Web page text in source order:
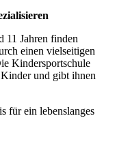
11 Jahren finden
einen vielseitigen
Kindersportschule
und gibt ihnen
für ein lebenslanges